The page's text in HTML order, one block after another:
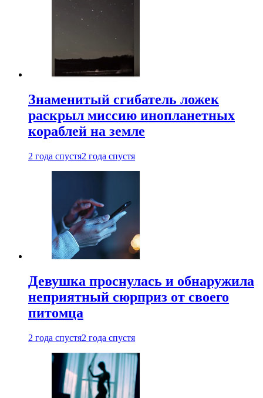
Знаменитый сгибатель ложек
раскрыл миссию инопланетных
кораблей на земле
2 года спустя2 года спустя
Девушка проснулась и обнаружила
неприятный сюрприз от своего
питомца
2 года спустя2 года спустя